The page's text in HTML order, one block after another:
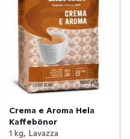
Crema e Aroma Hela
Kaffebönor
1 kg, Lavazza